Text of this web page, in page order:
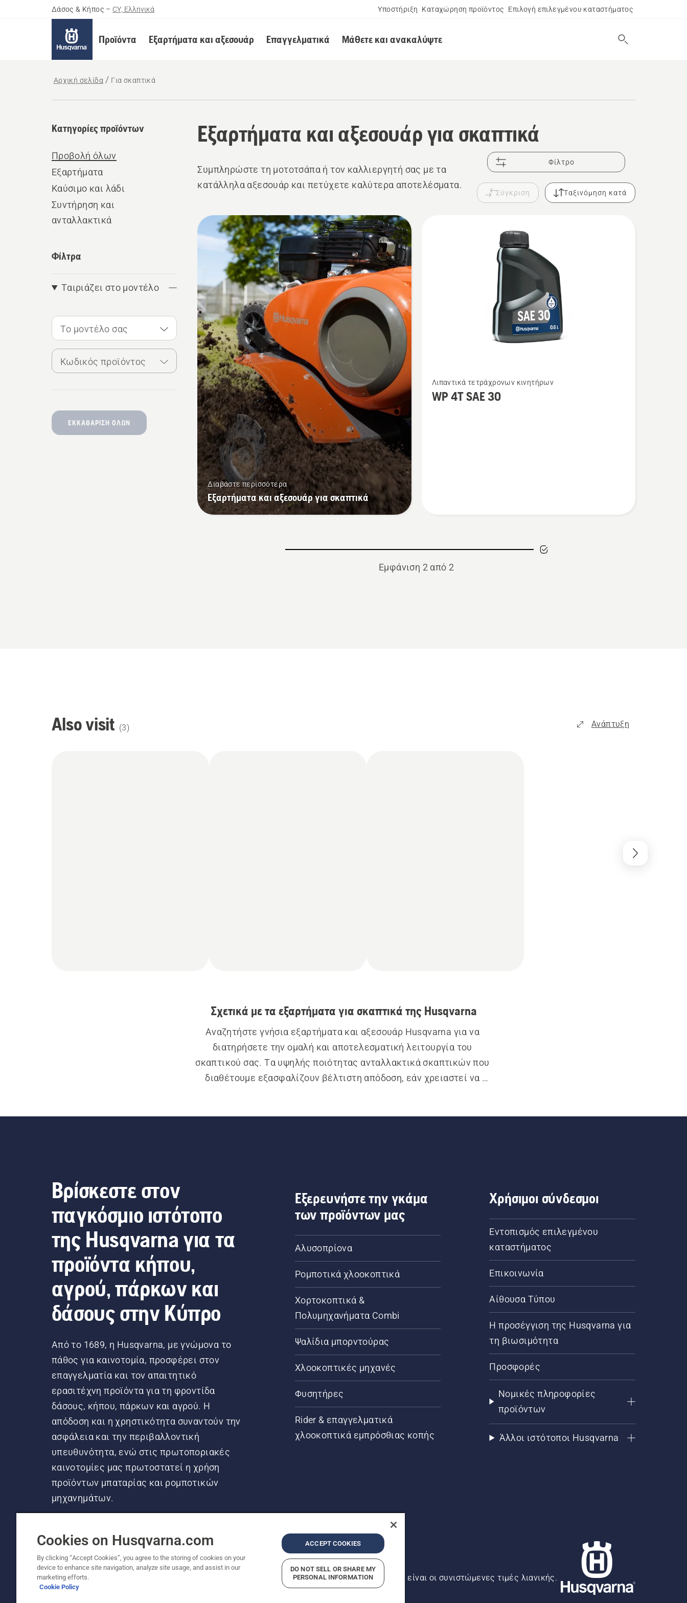
Δάσος & Κήπος – CY, Ελληνικά Υποστήριξη Καταχώρηση προϊόντος Επιλογή επιλεγμένου καταστήματος
Προϊόντα Εξαρτήματα και αξεσουάρ Επαγγελματικά Μάθετε και ανακαλύψτε
Αρχική σελίδα Για σκαπτικά
Εξαρτήματα και αξεσουάρ για σκαπτικά
Κατηγορίες προϊόντων
Προβολή όλων
Εξαρτήματα
Καύσιμο και λάδι
Συντήρηση και
ανταλλακτικά
Φίλτρα
Ταιριάζει στο μοντέλο
Το μοντέλο σας
Κωδικός προϊόντος
ΕΚΚΑΘΆΡΙΣΗ ΌΛΩΝ
Συμπληρώστε τη μοτοτσάπα ή τον καλλιεργητή σας με τα
κατάλληλα αξεσουάρ και πετύχετε καλύτερα αποτελέσματα.
Φίλτρο
Σύγκριση Ταξινόμηση κατά
Όλα
τα
προϊόντα
Διαβάστε περισσότερα
Εξαρτήματα και αξεσουάρ για σκαπτικά
περισσότερες
λεπτομέρειες
Λιπαντικά τετράχρονων κινητήρων
WP 4T SAE 30
Εμφάνιση 2 από 2
Also visit (3) Ανάπτυξη
Σχετικά με τα εξαρτήματα για σκαπτικά της Husqvarna
Αναζητήστε γνήσια εξαρτήματα και αξεσουάρ Husqvarna για να
διατηρήσετε την ομαλή και αποτελεσματική λειτουργία του
σκαπτικού σας. Τα υψηλής ποιότητας ανταλλακτικά σκαπτικών που
διαθέτουμε εξασφαλίζουν βέλτιστη απόδοση, εάν χρειαστεί να
Βρίσκεστε στον
παγκόσμιο ιστότοπο
της Husqvarna για τα
προϊόντα κήπου,
αγρού, πάρκων και
δάσους στην Κύπρο
Από το 1689, η Husqvarna, με γνώμονα το
πάθος για καινοτομία, προσφέρει στον
επαγγελματία και τον απαιτητικό
ερασιτέχνη προϊόντα για τη φροντίδα
δάσους, κήπου, πάρκων και αγρού. Η
απόδοση και η χρηστικότητα συναντούν την
ασφάλεια και την περιβαλλοντική
υπευθυνότητα, ενώ στις πρωτοποριακές
καινοτομίες μας πρωτοστατεί η χρήση
προϊόντων μπαταρίας και ρομποτικών
μηχανημάτων.
Εξερευνήστε την γκάμα
των προϊόντων μας
Αλυσοπρίονα
Ρομποτικά χλοοκοπτικά
Χορτοκοπτικά &
Πολυμηχανήματα Combi
Ψαλίδια μπορντούρας
Χλοοκοπτικές μηχανές
Φυσητήρες
Rider & επαγγελματικά
χλοοκοπτικά εμπρόσθιας κοπής
Χρήσιμοι σύνδεσμοι
Εντοπισμός επιλεγμένου
καταστήματος
Επικοινωνία
Αίθουσα Τύπου
Η προσέγγιση της Husqvarna για
τη βιωσιμότητα
Προσφορές
Νομικές πληροφορίες
προϊόντων
Άλλοι ιστότοποι Husqvarna
© Husqvarna AB (δημοσ.) Με την επιφύλαξη παντός δικαιώματος. Οι εμφανιζόμενες τιμές είναι οι συνιστώμενες τιμές λιανικής.
Πολιτική για τα cookies
Cookies on Husqvarna.com
By clicking “Accept Cookies”, you agree to the storing of cookies on your
device to enhance site navigation, analyze site usage, and assist in our
marketing efforts.
Cookie Policy
ACCEPT COOKIES
DO NOT SELL OR SHARE MY
PERSONAL INFORMATION